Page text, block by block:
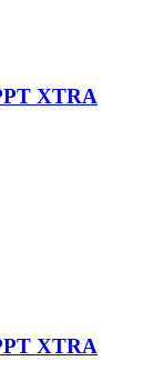
XTRA
XTRA